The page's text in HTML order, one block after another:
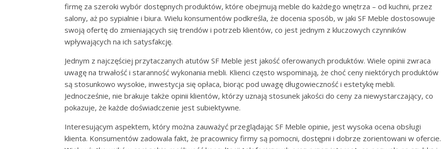
firmę za szeroki wybór dostępnych produktów, które obejmują meble do każdego wnętrza – od kuchni, przez
salony, aż po sypialnie i biura. Wielu konsumentów podkreśla, że docenia sposób, w jaki SF Meble dostosowuje
swoją ofertę do zmieniających się trendów i potrzeb klientów, co jest jednym z kluczowych czynników
wpływających na ich satysfakcję.
Jednym z najczęściej przytaczanych atutów SF Meble jest jakość oferowanych produktów. Wiele opinii zwraca
uwagę na trwałość i staranność wykonania mebli. Klienci często wspominają, że choć ceny niektórych produktów
są stosunkowo wysokie, inwestycja się opłaca, biorąc pod uwagę długowieczność i estetykę mebli.
Jednocześnie, nie brakuje także opinii klientów, którzy uznają stosunek jakości do ceny za niewystarczający, co
pokazuje, że każde doświadczenie jest subiektywne.
Interesującym aspektem, który można zauważyć przeglądając SF Meble opinie, jest wysoka ocena obsługi
klienta. Konsumentów zadowala fakt, że pracownicy firmy są pomocni, dostępni i dobrze zorientowani w ofercie.